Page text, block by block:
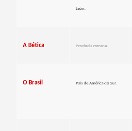
León.
A Bética Provincia romana.
O Brasil País de América do Sur.